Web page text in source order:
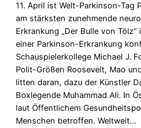
11. April ist Welt-Parkinson-Tag
am stärksten zunehmende
Erkrankung „Der Bulle von
einer Parkinson-Erkrankung
Schauspielerkollege Michael J.
Polit-Größen Roosevelt, Mao
litten daran, dazu der Künstler
Boxlegende Muhammad Ali. In
laut Öffentlichem
Menschen betroffen. Weltweit…